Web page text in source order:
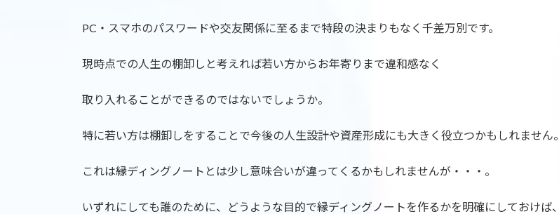
PC・スマホのパスワードや交友関係に至るまで特段の決まりもなく千差万別です。
現時点での人生の棚卸しと考えれば若い方からお年寄りまで違和感なく
取り入れることができるのではないでしょうか。
特に若い方は棚卸しをすることで今後の人生設計や資産形成にも大きく役立つかもしれません。
これは縁ディングノートとは少し意味合いが違ってくるかもしれませんが・・・。
いずれにしても誰のために、どうような目的で縁ディングノートを作るかを明確にしておけば、